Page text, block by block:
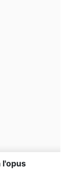
l'opus